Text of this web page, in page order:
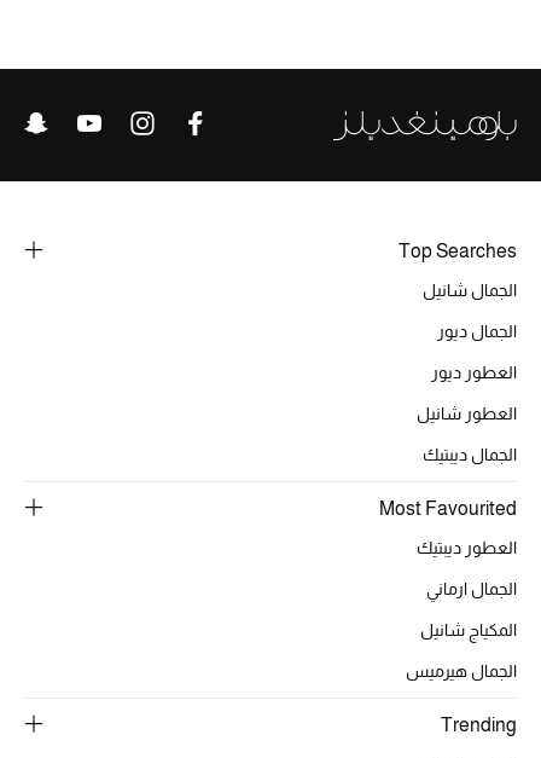
ركن أناقة المنتجعات
دليل مستلزمات الرجال
أبرز المصممين
الأحذية الرجالية
جميع الإكسسورات الرجالية
حقائب رجالية
Top Searches
الجمال شانيل
الجمال ديور
العطور ديور
العطور شانيل
الجمال ديبتيك
Most Favourited
العطور ديبتيك
الجمال ارماني
المكياج شانيل
الجمال هيرميس
Trending